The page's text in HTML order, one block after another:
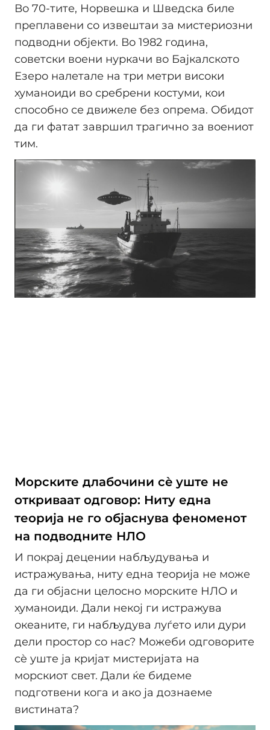
Во 70-тите, Норвешка и Шведска биле
преплавени со извештаи за мистериозни
подводни објекти. Во 1982 година,
советски воени нуркачи во Бајкалското
Езеро налетале на три метри високи
хуманоиди во сребрени костуми, кои
способно се движеле без опрема. Обидот
да ги фатат завршил трагично за воениот
тим.
Морските длабочини сè уште не
откриваат одговор: Ниту една
теорија не го објаснува феноменот
на подводните НЛО
И покрај децении набљудувања и
истражувања, ниту една теорија не може
да ги објасни целосно морските НЛО и
хуманоиди. Дали некој ги истражува
океаните, ги набљудува луѓето или дури
дели простор со нас? Можеби одговорите
сè уште ја кријат мистеријата на
морскиот свет. Дали ќе бидеме
подготвени кога и ако ја дознаеме
вистината?